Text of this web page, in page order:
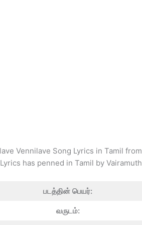
Vennilave Song Lyrics in Tamil
has penned in Tamil by
படத்தின் பெயர்:
வருடம்: